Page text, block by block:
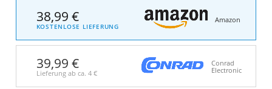
38,99 €
KOSTENLOSE LIEFERUNG
Amazon
39,99 €
Lieferung ab ca. 4 €
Conrad
Electronic